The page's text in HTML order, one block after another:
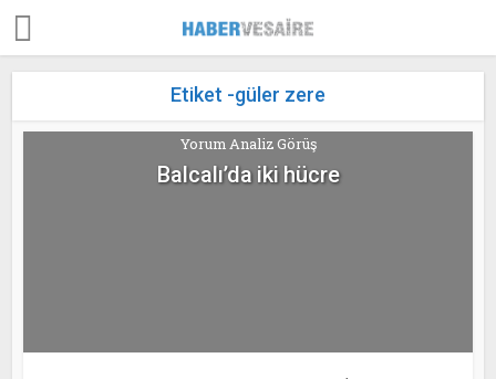
Etiket -güler zere
Yorum Analiz Görüş
Balcalı’da iki hücre